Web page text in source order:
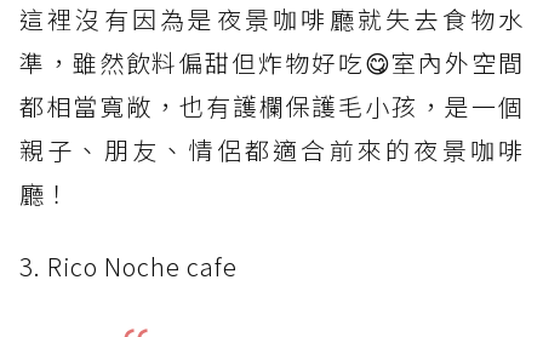
這裡沒有因為是夜景咖啡廳就失去食物水
準，雖然飲料偏甜但炸物好吃😋室內外空間
都相當寬敞，也有護欄保護毛小孩，是一個
親子、朋友、情侶都適合前來的夜景咖啡
廳！
3. Rico Noche cafe